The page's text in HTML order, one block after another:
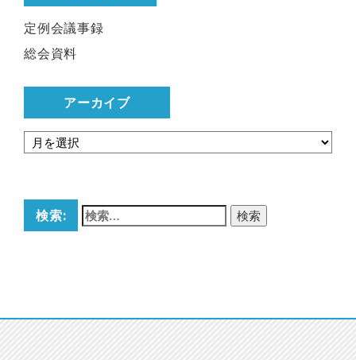
定例会議事録
総会資料
アーカイブ
検索: